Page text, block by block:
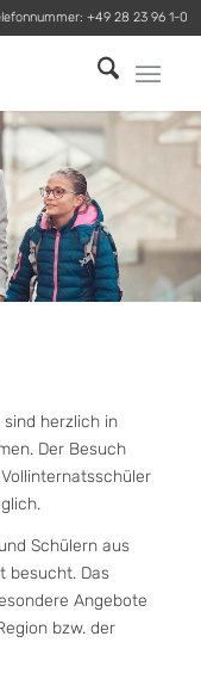
+49 28 23 96 1-0
herzlich in
Der Besuch
Schülern aus
besucht. Das
Angebote
bzw. der